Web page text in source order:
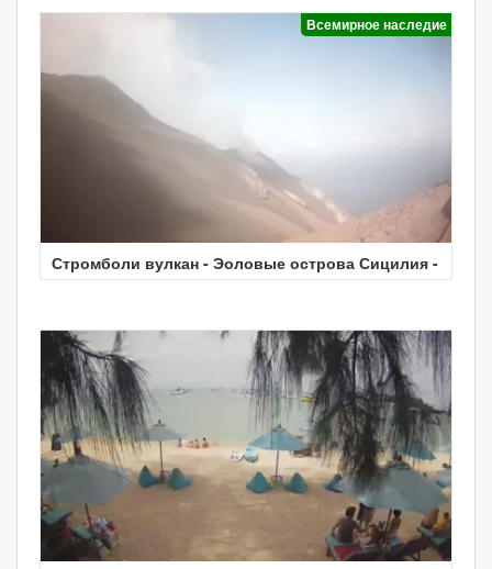
Всемирное наследие
Стромболи вулкан - Эоловые острова Сицилия -